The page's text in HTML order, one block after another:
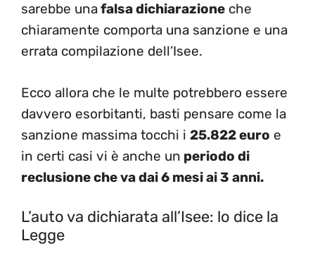
sarebbe unafalsa dichiarazione che
chiaramente comporta una sanzione e una
errata compilazione dell’Isee.
Ecco allora che le multe potrebbero essere
davvero esorbitanti, basti pensare come la
sanzione massima tocchi i 25.822 euro e
in certi casi vi è anche un periodo di
reclusione che va dai 6 mesi ai 3 anni.
L’auto va dichiarata all’Isee: lo dice la
Legge